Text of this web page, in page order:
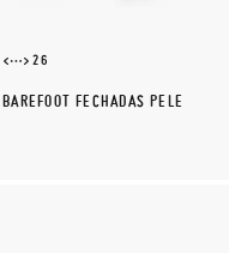
26
FECHADAS PELE